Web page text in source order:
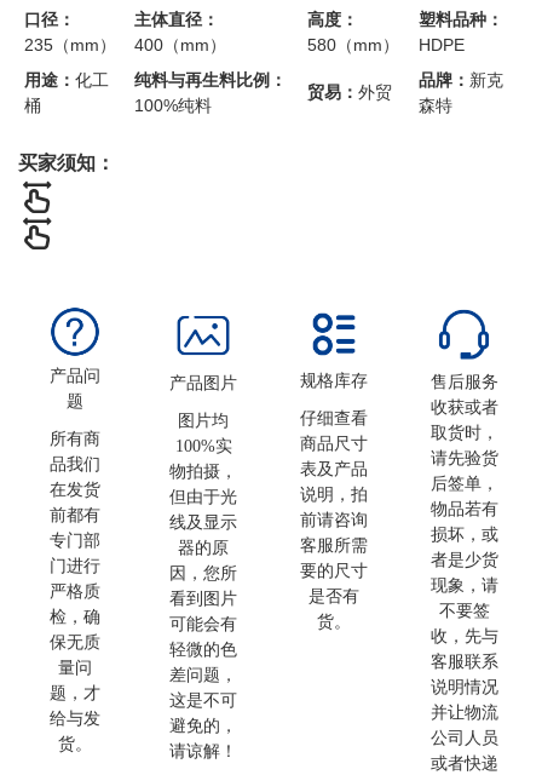
口径：
235（mm）
主体直径：
400（mm）
高度：
580（mm）
塑料品种：
HDPE
用途： 化工
桶
纯料与再生料比例：
100%纯料
贸易： 外贸
品牌： 新克
森特
买家须知：
产品问
题
所有商
品我们
在发货
前都有
专门部
门进行
严格质
检，确
保无质
量问
题，才
给与发
货。
产品图片
图片均
100%实
物拍摄，
但由于光
线及显示
器的原
因，您所
看到图片
可能会有
轻微的色
差问题，
这是不可
避免的，
请谅解！
规格库存
仔细查看
商品尺寸
表及产品
说明，拍
前请咨询
客服所需
要的尺寸
是否有
货。
售后服务
收获或者
取货时，
请先验货
后签单，
物品若有
损坏，或
者是少货
现象，请
不要签
收，先与
客服联系
说明情况
并让物流
公司人员
或者快递